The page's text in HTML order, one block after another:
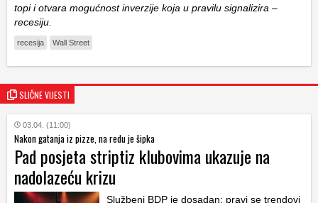
topi i otvara mogućnost inverzije koja u pravilu signalizira –
recesiju.
recesija Wall Street
SLIČNE VIJESTI
03.04. (11:00)
Nakon gatanja iz pizze, na redu je šipka
Pad posjeta striptiz klubovima ukazuje na
nadolazeću krizu
Službeni BDP je dosadan; pravi se trendovi